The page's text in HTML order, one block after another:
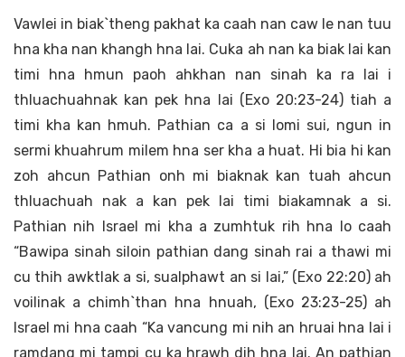
Vawlei in biak`theng pakhat ka caah nan caw le nan tuu
hna kha nan khangh hna lai. Cuka ah nan ka biak lai kan
timi hna hmun paoh ahkhan nan sinah ka ra lai i
thluachuahnak kan pek hna lai (Exo 20:23-24) tiah a
timi kha kan hmuh. Pathian ca a si lomi sui, ngun in
sermi khuahrum milem hna ser kha a huat. Hi bia hi kan
zoh ahcun Pathian onh mi biaknak kan tuah ahcun
thluachuah nak a kan pek lai timi biakamnak a si.
Pathian nih Israel mi kha a zumhtuk rih hna lo caah
“Bawipa sinah siloin pathian dang sinah rai a thawi mi
cu thih awktlak a si, sualphawt an si lai,” (Exo 22:20) ah
voilinak a chimh`than hna hnuah, (Exo 23:23-25) ah
Israel mi hna caah “Ka vancung mi nih an hruai hna lai i
ramdang mi tampi cu ka hrawh dih hna lai. An pathian